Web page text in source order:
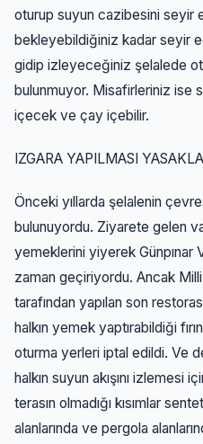
oturup suyun cazibesini seyir
bekleyebildiğiniz kadar seyir
gidip izleyeceğiniz şelalede
bulunmuyor. Misafirleriniz
içecek ve çay içebilir.
IZGARA YAPILMASI
Önceki yıllarda şelalenin
bulunuyordu. Ziyarete gelen
yemeklerini yiyerek Günpınar
zaman geçiriyordu. Ancak
tarafından yapılan son
halkın yemek yaptırabildiği
oturma yerleri iptal edildi. Ve
halkın suyun akışını izlemesi
terasın olmadığı kısımlar
alanlarında ve pergola